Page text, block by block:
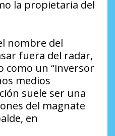
la propietaria del
nombre del
fuera del radar,
como un “inversor
medios
suele ser una
del magnate
en